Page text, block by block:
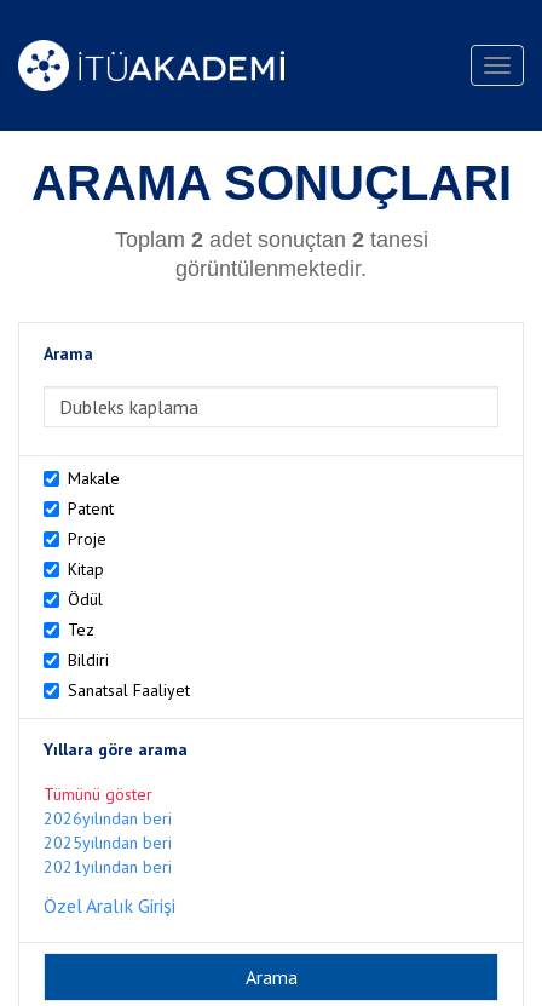
ARAMA SONUÇLARI
Toplam 2adet sonuçtan 2tanesi
görüntülenmektedir.
Arama
Makale
Patent
Proje
Kitap
Ödül
Tez
Bildiri
Sanatsal Faaliyet
Yıllara göre arama
Tümünü göster
2026yılından beri
2025yılından beri
2021yılından beri
Özel Aralık Girişi